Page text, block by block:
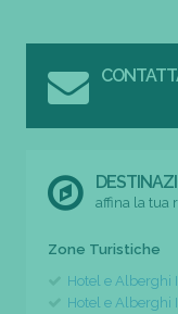
affina la tua
Zone Turistiche
Hotel e Alberghi
Hotel e Alberghi